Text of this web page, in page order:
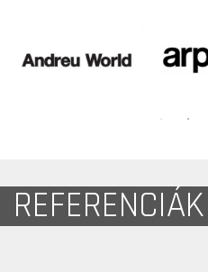
REFERENCIÁK